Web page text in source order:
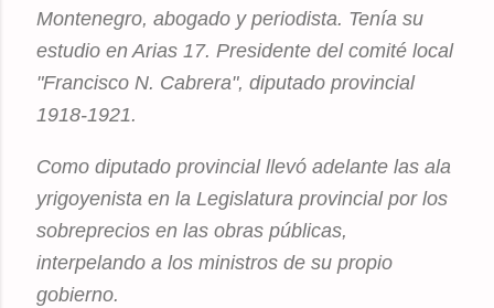
Montenegro, abogado y periodista. Tenía su
estudio en Arias 17. Presidente del comité local
"Francisco N. Cabrera", diputado provincial
1918-1921.
Como diputado provincial llevó adelante las ala
yrigoyenista en la Legislatura provincial por los
sobreprecios en las obras públicas,
interpelando a los ministros de su propio
gobierno.